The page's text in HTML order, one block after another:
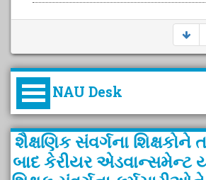
NAU Desk
કુલપતિની પરિવર્તનકારી પહેલનું
વિહંગાવલોકન (ઓક્ટોબર ૨૦૨૦-
શૈક્ષણિક સંવર્ગના શિક્ષકોને
બાદ કેરીયર એડવાન્સમેન્ટ